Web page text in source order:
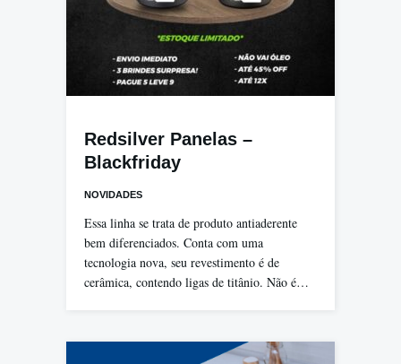
Redsilver Panelas –
Blackfriday
NOVIDADES
Essa linha se trata de produto antiaderente
bem diferenciados. Conta com uma
tecnologia nova, seu revestimento é de
cerâmica, contendo ligas de titânio. Não é…